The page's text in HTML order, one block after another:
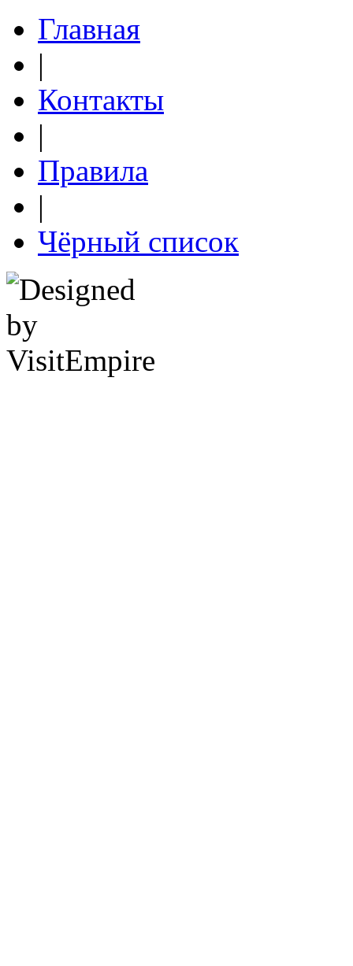
Главная
|
Контакты
|
Правила
|
Чёрный список